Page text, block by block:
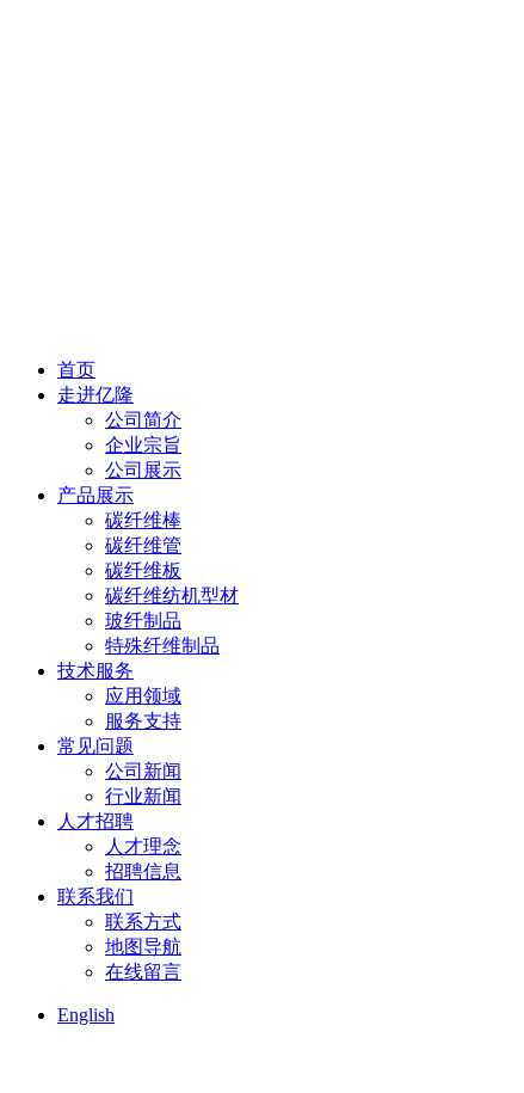
首页
走进亿隆
公司简介
企业宗旨
公司展示
产品展示
碳纤维棒
碳纤维管
碳纤维板
碳纤维纺机型材
玻纤制品
特殊纤维制品
技术服务
应用领域
服务支持
常见问题
公司新闻
行业新闻
人才招聘
人才理念
招聘信息
联系我们
联系方式
地图导航
在线留言
English